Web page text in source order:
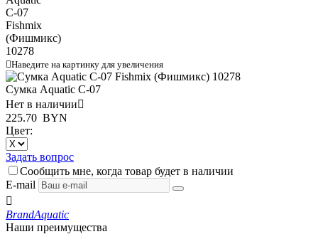
Наведите на картинку для увеличения
Сумка Aquatic С-07
Нет в наличии
225.70 BYN
Цвет:
Задать вопрос
Сообщить мне, когда товар будет в наличии
E-mail

BrandAquatic
Наши преимущества